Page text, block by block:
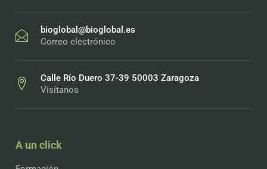
bioglobal@bioglobal.es
Correo electrónico
Calle Río Duero 37-39 50003 Zaragoza
Visítanos
A un click